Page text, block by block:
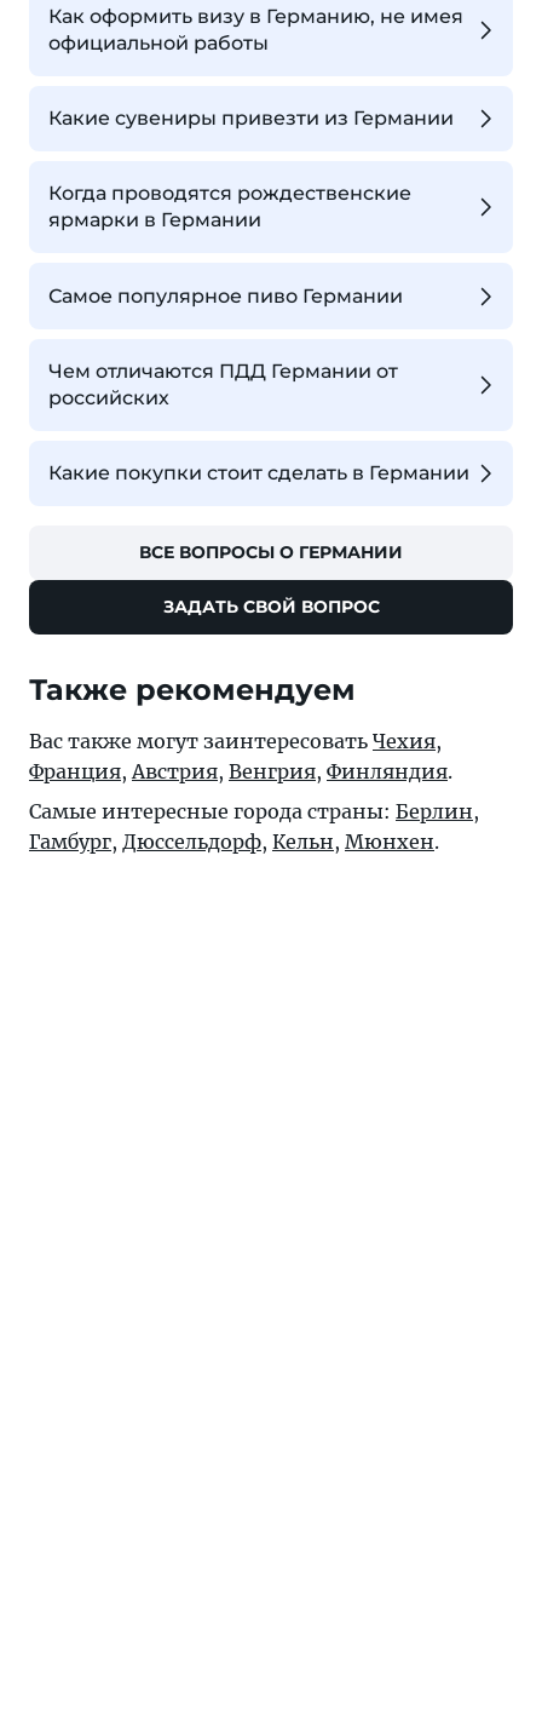
Как оформить визу в Германию, не имея
официальной работы
Какие сувениры привезти из Германии
Когда проводятся рождественские
ярмарки в Германии
Самое популярное пиво Германии
Чем отличаются ПДД Германии от
российских
Какие покупки стоит сделать в Германии
ВСЕ ВОПРОСЫ О ГЕРМАНИИ
ЗАДАТЬ СВОЙ ВОПРОС
Также рекомендуем
Вас также могут заинтересовать Чехия,
Франция,Австрия, Венгрия, Финляндия.
Самые интересные города страны: Берлин,
Гамбург, Дюссельдорф, Кельн, Мюнхен.